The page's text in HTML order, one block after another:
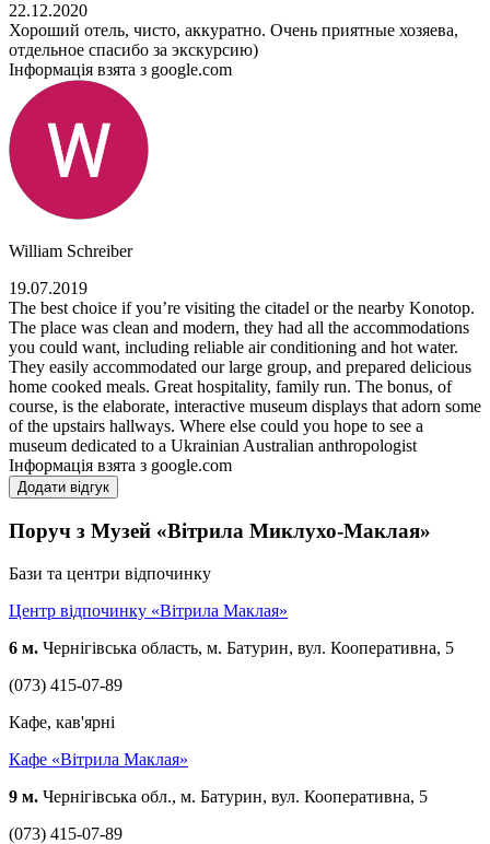
22.12.2020
Хороший отель, чисто, аккуратно. Очень приятные хозяева,
отдельное спасибо за экскурсию)
Інформація взята з google.com
William Schreiber
19.07.2019
The best choice if you’re visiting the citadel or the nearby Konotop.
The place was clean and modern, they had all the accommodations
you could want, including reliable air conditioning and hot water.
They easily accommodated our large group, and prepared delicious
home cooked meals. Great hospitality, family run. The bonus, of
course, is the elaborate, interactive museum displays that adorn some
of the upstairs hallways. Where else could you hope to see a
museum dedicated to a Ukrainian Australian anthropologist
Інформація взята з google.com
Додати відгук
Поруч з Музей «Вітрила Миклухо-Маклая»
Бази та центри відпочинку
Центр відпочинку «Вітрила Маклая»
6 м. Чернігівська область, м. Батурин, вул. Кооперативна, 5
(073) 415-07-89
Кафе, кав'ярні
Кафе «Вітрила Маклая»
9 м. Чернігівська обл., м. Батурин, вул. Кооперативна, 5
(073) 415-07-89